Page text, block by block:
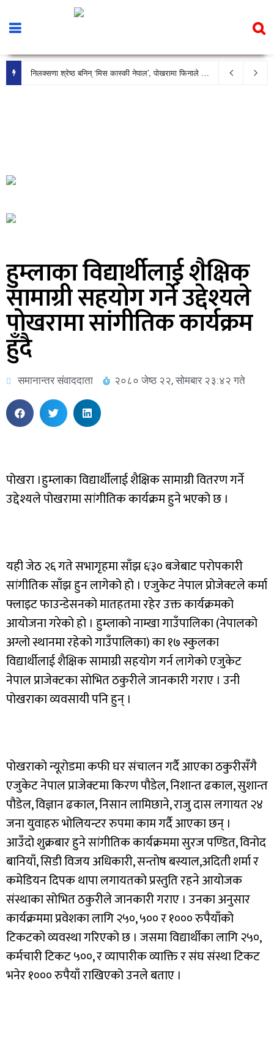
निलक्सणा श्रेष्ठ बनिन् ‘मिस कास्की नेपाल’, पोखरामा फिनाले भव्य रूपमा सम्पन्न
हुम्लाका विद्यार्थीलाई शैक्षिक
सामाग्री सहयोग गर्ने उद्देश्यले
पोखरामा सांगीतिक कार्यक्रम
हुँदै
समानान्तर संवाददाता २०८० जेष्ठ २२, सोमबार २३:४२ गते
पोखरा ।हुम्लाका विद्यार्थीलाई शैक्षिक सामाग्री वितरण गर्ने
उद्देश्यले पोखरामा सांगीतिक कार्यक्रम हुने भएको छ ।
यही जेठ २६ गते सभागृहमा साँझ ६ः३० बजेबाट परोपकारी
सांगीतिक साँझ हुन लागेको हो । एजुकेट नेपाल प्रोजेक्टले कर्मा
फ्लाइट फाउन्डेसनको मातहतमा रहेर उक्त कार्यक्रमको
आयोजना गरेको हो । हुम्लाको नाम्खा गाउँपालिका (नेपालको
अग्लो स्थानमा रहेको गाउँपालिका) का १७ स्कुलका
विद्यार्थीलाई शैक्षिक सामाग्री सहयोग गर्न लागेको एजुकेट
नेपाल प्राजेक्टका सोभित ठकुरीले जानकारी गराए । उनी
पोखराका व्यवसायी पनि हुन् ।
पोखराको न्यूरोडमा कफी घर संचालन गर्दै आएका ठकुरीसँगै
एजुकेट नेपाल प्राजेक्टमा किरण पौडेल, निशान्त ढकाल, सुशान्त
पौडेल, विज्ञान ढकाल, निसान लामिछाने, राजु दास लगायत २४
जना युवाहरु भोलियन्टर रुपमा काम गर्दै आएका छन् ।
आउँदो शुक्रबार हुने सांगीतिक कार्यक्रममा सुरज पण्डित, विनोद
बानियाँ, सिडी विजय अधिकारी, सन्तोष बस्याल,अदिती शर्मा र
कमेडियन दिपक थापा लगायतको प्रस्तुति रहने आयोजक
संस्थाका सोभित ठकुरीले जानकारी गराए । उनका अनुसार
कार्यक्रममा प्रवेशका लागि २५०, ५०० र १००० रुपैयाँको
टिकटको व्यवस्था गरिएको छ । जसमा विद्यार्थीका लागि २५०,
कर्मचारी टिकट ५००, र व्यापारीक व्याक्ति र संघ संस्था टिकट
भनेर १००० रुपैयाँ राखिएको उनले बताए ।